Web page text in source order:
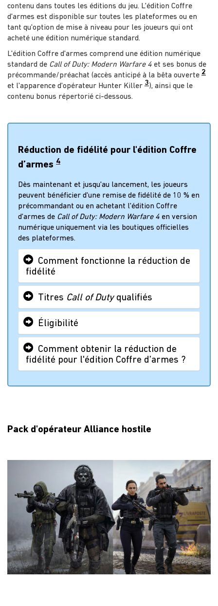
contenu dans toutes les éditions du jeu. L'édition Coffre
d'armes est disponible sur toutes les plateformes ou en
tant qu'option de mise à niveau pour les joueurs qui ont
acheté une édition numérique standard.
L'édition Coffre d'armes comprend une édition numérique
standard de Call of Duty: Modern Warfare 4 et ses bonus de
précommande/préachat (accès anticipé à la bêta ouverte 2
et l'apparence d'opérateur Hunter Killer 3), ainsi que le
contenu bonus répertorié ci-dessous.
Réduction de fidélité pour l'édition Coffre
d’armes 4
Dès maintenant et jusqu'au lancement, les joueurs
peuvent bénéficier d'une remise de fidélité de 10 % en
précommandant ou en achetant l'édition Coffre
d'armes de Call of Duty: Modern Warfare 4 en version
numérique uniquement via les boutiques officielles
des plateformes.
Comment fonctionne la réduction de
fidélité
Titres Call of Dutyqualifiés
Éligibilité
Comment obtenir la réduction de
fidélité pour l'édition Coffre d’armes ?
Pack d'opérateur Alliance hostile